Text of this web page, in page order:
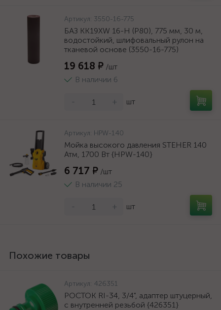
Артикул: 3550-16-775
БАЗ KK19XW 16-H (Р80), 775 мм, 30 м,
водостойкий, шлифовальный рулон на
тканевой основе (3550-16-775)
19 618 ₽ /шт
В наличии 6
- + шт
Артикул: HPW-140
Мойка высокого давления STEHER 140
Атм, 1700 Вт {HPW-140}
6 717 ₽ /шт
В наличии 25
- + шт
Похожие товары
Артикул: 426351
РОСТОК RI-34, 3/4", адаптер штуцерный,
с внутренней резьбой {426351}